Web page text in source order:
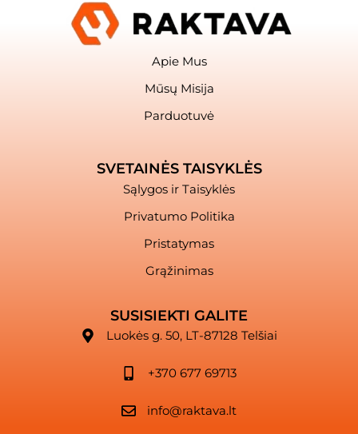
Apie Mus
Mūsų Misija
Parduotuvė
SVETAINĖS TAISYKLĖS
Sąlygos ir Taisyklės
Privatumo Politika
Pristatymas
Grąžinimas
SUSISIEKTI GALITE
Luokės g. 50, LT-87128 Telšiai
+370 677 69713
info@raktava.lt